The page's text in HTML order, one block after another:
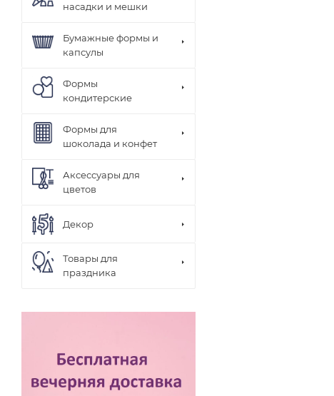
насадки и мешки
Бумажные формы и
капсулы
Формы
кондитерские
Формы для
шоколада и конфет
Аксессуары для
цветов
Декор
Товары для
праздника